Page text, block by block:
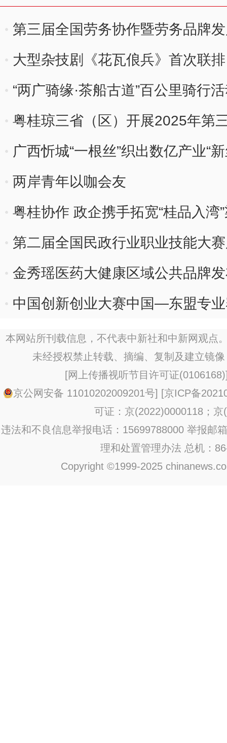
第三届全国劳务协作暨劳务品牌
大型杂技剧《花瓦俍兵》首次联
“两广骑缘·茶船古道”百公里骑行
粤桂琼三省（区）开展2025年第
广西忻城“一根丝”织出数亿产业“
两岸青年以咖会友
粤桂协作 政企携手拓宽“桂品入湾
第二届全国民政行业职业技能大
金秀瑶医药大健康区域公共品牌
中国创新创业大赛中国—东盟专
本网站所刊载信息，不代表中新社和中新网观点
未经授权禁止转载、摘编、复制及建立镜
[网上传播视听节目许可证(0106168)
京公网安备 11010202009201号] [京ICP备
可证：京(2022)0000118；京
违法和不良信息举报电话：15699788000 举报邮
理和处置管理办法 总机：
Copyright ©1999-2025